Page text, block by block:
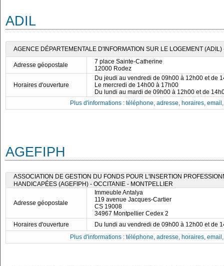
ADIL
AGENCE DÉPARTEMENTALE D'INFORMATION SUR LE LOGEMENT (ADIL)
Adresse géopostale
7 place Sainte-Catherine
12000 Rodez
Horaires d'ouverture
Du jeudi au vendredi de 09h00 à 12h00 et de
Le mercredi de 14h00 à 17h00
Du lundi au mardi de 09h00 à 12h00 et de
Plus d'informations : téléphone, adresse, horaires,
AGEFIPH
ASSOCIATION DE GESTION DU FONDS POUR L'INSERTION
HANDICAPÉES (AGEFIPH) - OCCITANIE - MONTPELLIER
Adresse géopostale
Immeuble Antalya
119 avenue Jacques-Cartier
CS 19008
34967 Montpellier Cedex 2
Horaires d'ouverture
Du lundi au vendredi de 09h00 à 12h00 et de
Plus d'informations : téléphone, adresse, horaires,